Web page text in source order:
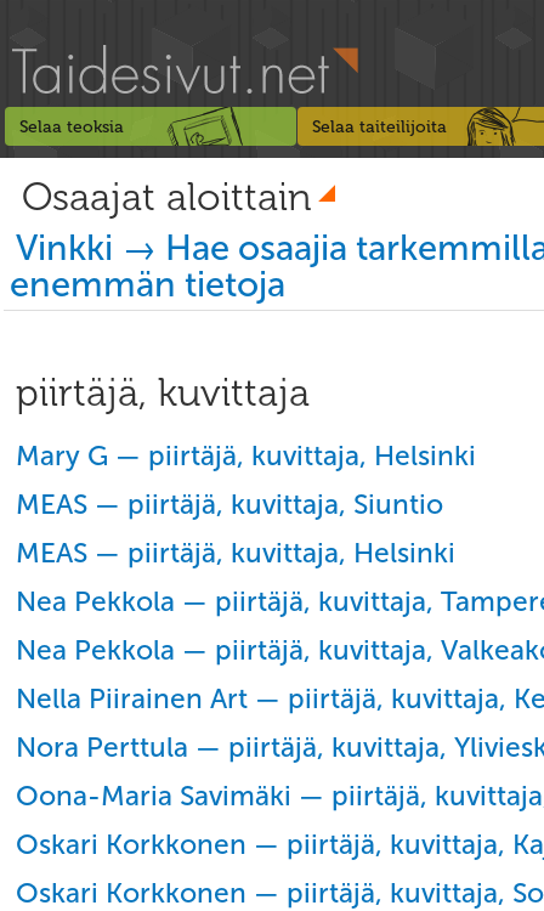
Selaa teoksia Selaa taiteilijoita
Osaajat aloittain
Vinkki → Hae osaajia
enemmän tietoja
piirtäjä, kuvittaja
Mary G — piirtäjä, kuvittaja, Helsinki
MEAS — piirtäjä, kuvittaja, Siuntio
MEAS — piirtäjä, kuvittaja, Helsinki
Nea Pekkola — piirtäjä, kuvittaja,
Nea Pekkola — piirtäjä, kuvittaja,
Nella Piirainen Art — piirtäjä, kuvittaja,
Nora Perttula — piirtäjä, kuvittaja,
Oona-Maria Savimäki — piirtäjä,
Oskari Korkkonen — piirtäjä, kuvittaja,
Oskari Korkkonen — piirtäjä, kuvittaja,